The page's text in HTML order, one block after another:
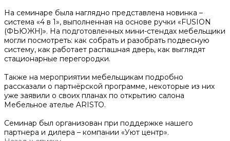
На семинаре была наглядно представлена новинка –
система «4 в 1», выполненная на основе ручки «FUSION
(ФЬЮЖН)». На подготовленных мини-стендах мебельщики
могли посмотреть: как собрать и разобрать подвесную
систему, как работает распашная дверь, как выглядят
стационарные перегородки.
Также на мероприятии мебельщикам подробно
рассказали о партнёрской программе, некоторые из них
уже заявили о своих планах по открытию салона
Мебельное ателье ARISTO.
Семинар был организован при поддержке нашего
партнера и дилера – компании «Уют центр».